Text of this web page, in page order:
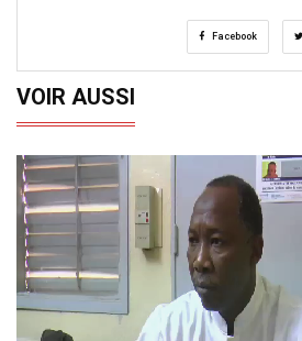
Facebook
VOIR AUSSI